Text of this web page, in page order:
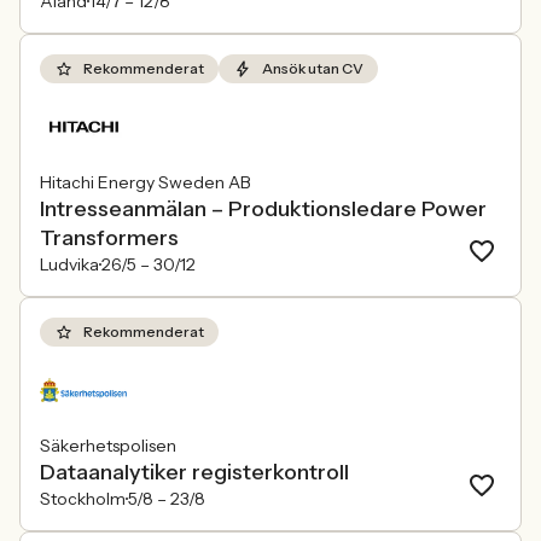
Rekommenderat Ansök utan CV
Hitachi Energy Sweden AB
Intresseanmälan – Produktionsledare Power
Transformers
Ludvika26/5 – 30/12
Rekommenderat
Säkerhetspolisen
Dataanalytiker registerkontroll
Stockholm5/8 – 23/8